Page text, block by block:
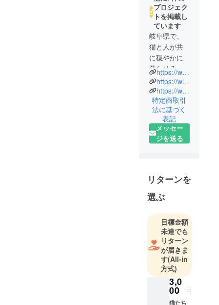
プロジェク
トを掲載し
ています
岐阜県で、
猫と人が共
に穏やかに
暮らせる社
会を目指
し、保護猫
活動団体
「ニャロ
ス」として
一時預かり
や譲渡活動
て猫たちの
命を守って
います。
一方で、飲
食の分野で
はこれまで
の経験を活
かし、「名
物シロホル
モン」「世
界初ホルモ
https://wwwaunder.localinfo.jp/
https://www.instagram.com/nyaros_official/
https://www.instagram.com/wwwaunderharukiya/
特定商取引
法に基づく
表記
メッセー
ジを送る
リターンを
選ぶ
目標金額
未達でも
リターン
が届きま
す(All-in
方式)
3,0
00 円
猫たち